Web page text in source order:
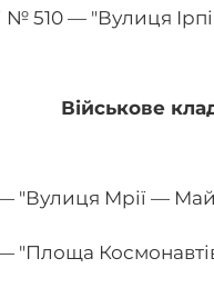
510 — "Вулиця
Військове
"Вулиця Мрії —
"Площа